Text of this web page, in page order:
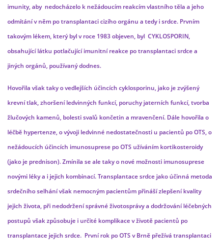
imunity, aby nedocházelo k nežádoucím reakcím vlastního těla a jeho
odmítání v něm po transplantaci cizího orgánu a tedy i srdce. Prvním
takovým lékem, který byl v roce 1983 objeven, byl CYKLOSPORIN,
obsahující látku potlačující imunitní reakce po transplantaci srdce a
jiných orgánů, používaný dodnes.
Hovořila však taky o vedlejších účincích cyklosporinu, jako je zvýšený
krevní tlak, zhoršení ledvinných funkcí, poruchy jaterních funkcí, tvorba
žlučových kamenů, bolesti svalů končetin a mravenčení. Dále hovořila o
léčbě hypertenze, o vývoji ledvinné nedostatečnosti u pacientů po OTS, o
nežádoucích účincích imunosuprese po OTS užíváním kortikosteroidy
(jako je prednison). Zmínila se ale taky o nové možnosti imunosuprese
novými léky a i jejich kombinací. Transplantace srdce jako účinná metoda
srdečního selhání však nemocným pacientům přináší zlepšení kvality
jejich života, při nedodržení správné životosprávy a dodržování léčebných
postupů však způsobuje i určité komplikacev životě pacientů po
transplantace jejich srdce. První rok po OTS v Brně přežívá transplantaci